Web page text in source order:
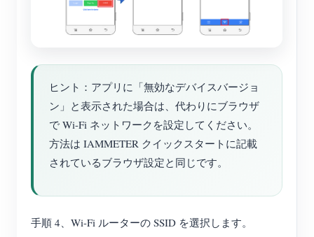
ヒント：アプリに「無効なデバイスバージョ
ン」と表示された場合は、代わりにブラウザ
で Wi-Fi ネットワークを設定してください。
方法は IAMMETER クイックスタートに記載
されているブラウザ設定と同じです。
手順 4、Wi-Fi ルーターの SSID を選択します。